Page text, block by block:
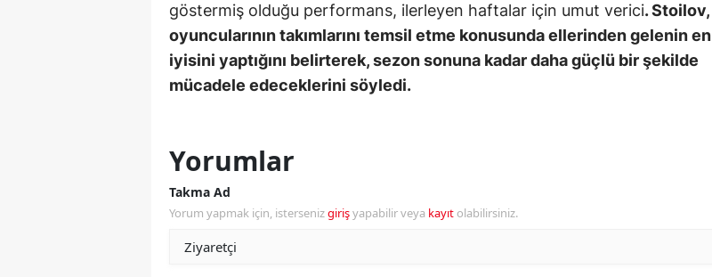
Osmaniye
Düzce
göstermiş olduğu performans, ilerleyen haftalar için umut verici. Stoilov,
oyuncularının takımlarını temsil etme konusunda ellerinden gelenin en
iyisini yaptığını belirterek, sezon sonuna kadar daha güçlü bir şekilde
mücadele edeceklerini söyledi.
Yorumlar
Takma Ad
Yorum yapmak için, istersenizgirişyapabilir veya kayıt olabilirsiniz.